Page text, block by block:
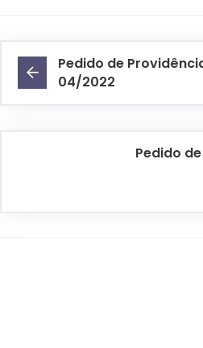
Pedido de
04/2022
Pedido